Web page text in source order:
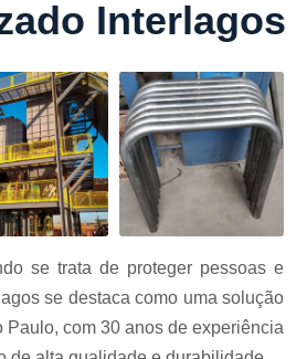
Conformação com Tubo Tipo
Conformação em
Conformação para
Conformação Tubo de Metal
Corrimão Aço Tipo
Corrimão de
Corrimão de Aço Galvanizado
Corrimão em
Corrimão em Tubo de Aço
Interlagos
se trata de proteger pessoas e
se destaca como uma solução
Paulo, com 30 anos de experiência